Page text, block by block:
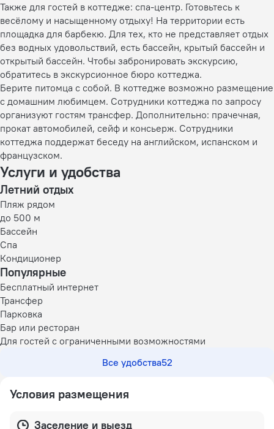
Также для гостей в коттедже: спа-центр. Готовьтесь к
весёлому и насыщенному отдыху! На территории есть
площадка для барбекю. Для тех, кто не представляет отдых
без водных удовольствий, есть бассейн, крытый бассейн и
открытый бассейн. Чтобы забронировать экскурсию,
обратитесь в экскурсионное бюро коттеджа.
Берите питомца с собой. В коттедже возможно размещение
с домашним любимцем. Сотрудники коттеджа по запросу
организуют гостям трансфер. Дополнительно: прачечная,
прокат автомобилей, сейф и консьерж. Сотрудники
коттеджа поддержат беседу на английском, испанском и
французском.
Услуги и удобства
Летний отдых
Пляж рядом
до 500 м
Бассейн
Спа
Кондиционер
Популярные
Бесплатный интернет
Трансфер
Парковка
Бар или ресторан
Для гостей с ограниченными возможностями
Все удобства52
Условия размещения
Заселение и выезд